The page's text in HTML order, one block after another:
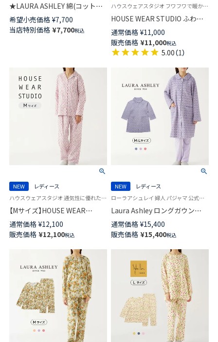
★LAURA ASHLEY 綿(コット
ン)100％ 長め丈ベスト ジレ 無
地 レディース 73286072
希望小売価格 ¥7,700
当店特別価格 ¥7,700税込
ハウスウェアスタジオ フワフワで暖かい 防寒 秋冬 羽織もの HWS
HOUSE WEAR STUDIO ふわふ
わ暖かい シルキーマイヤー ベ
スト 前ボタン リボン柄 レディ
ース 73374250
通常価格 ¥11,000
販売価格 ¥11,000税込
5.00（1）
NEW
レディース
ハウスウェアスタジオ 通気性に優れた コットン100％ ダブルガーゼ 婦人 パジャマ HWS
【Mサイズ】HOUSE WEAR
STUDIO 綿100％ 2重ガーゼ 起
毛プリント レインドロップ 前
ボタン 長袖 長丈パンツ パジャ
マ レディース 73374172
通常価格 ¥12,100
販売価格 ¥12,100税込
NEW
レディース
ローラアシュレイ 婦人 パジャマ 公式ショップ
Laura Ashley ロングガウン
Margam マーガム 前ボタン 中
わた ニットキルト レディース
73281930
通常価格 ¥15,400
販売価格 ¥15,400税込